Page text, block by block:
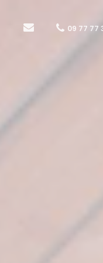
09 77 77